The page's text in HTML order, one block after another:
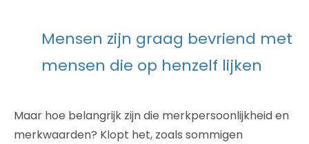
Mensen zijn graag bevriend met
mensen die op henzelf lijken
Maar hoe belangrijk zijn die merkpersoonlijkheid en
merkwaarden? Klopt het, zoals sommigen